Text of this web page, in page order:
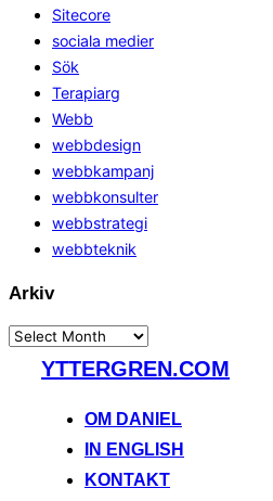
Sitecore
sociala medier
Sök
Terapiarg
Webb
webbdesign
webbkampanj
webbkonsulter
webbstrategi
webbteknik
Arkiv
Arkiv
YTTERGREN.COM
OM DANIEL
IN ENGLISH
KONTAKT